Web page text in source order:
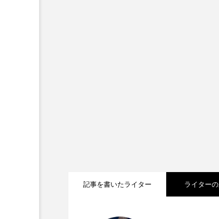
記事を書いたライター ライター
2026.07.30